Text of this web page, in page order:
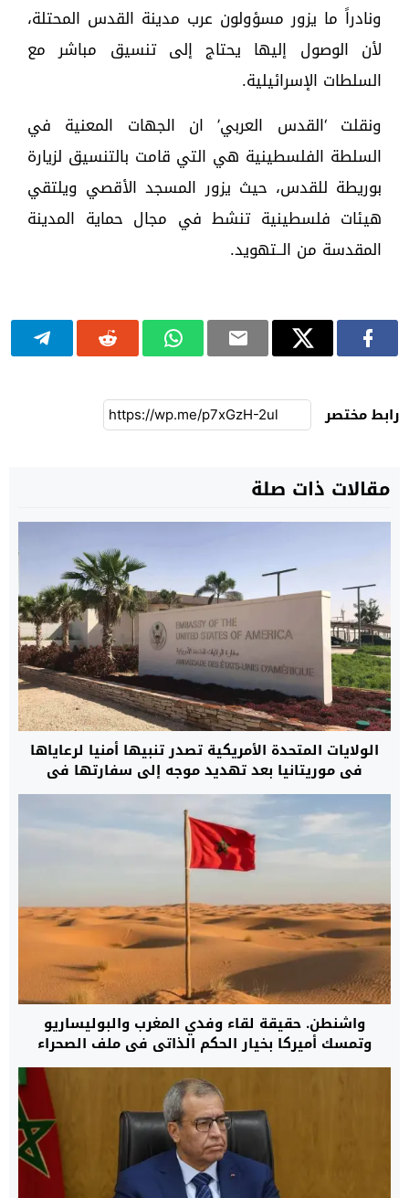
ونادراً ما يزور مسؤولون عرب مدينة القدس المحتلة،
لأن الوصول إليها يحتاج إلى تنسيق مباشر مع
السلطات الإسرائيلية.
ونقلت ‘القدس العربي’ ان الجهات المعنية في
السلطة الفلسطينية هي التي قامت بالتنسيق لزيارة
بوريطة للقدس، حيث يزور المسجد الأقصي ويلتقي
هيئات فلسطينية تنشط في مجال حماية المدينة
المقدسة من الــتهويد.
رابط مختصر
مقالات ذات صلة
الولايات المتحدة الأمريكية تصدر تنبيها أمنيا لرعاياها
في موريتانيا بعد تهديد موجه إلى سفارتها في
نواكشوط بالهجوم على مصالحها
واشنطن. حقيقة لقاء وفدي المغرب والبوليساريو
وتمسك أميركا بخيار الحكم الذاتي في ملف الصحراء